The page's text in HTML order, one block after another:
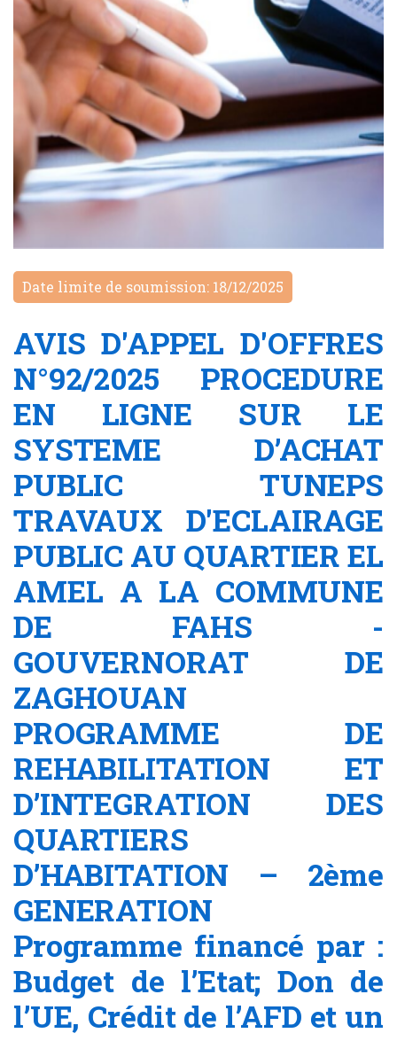
Date limite de soumission: 18/12/2025
AVIS D'APPEL D'OFFRES
N°92/2025 PROCEDURE
EN LIGNE SUR LE
SYSTEME D’ACHAT
PUBLIC TUNEPS
TRAVAUX D'ECLAIRAGE
PUBLIC AU QUARTIER EL
AMEL A LA COMMUNE
DE FAHS -
GOUVERNORAT DE
ZAGHOUAN
PROGRAMME DE
REHABILITATION ET
D’INTEGRATION DES
QUARTIERS
D’HABITATION – 2ème
GENERATION
Programme financé par :
Budget de l’Etat; Don de
l’UE, Crédit de l’AFD et un